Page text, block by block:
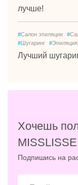
лучше!
#Салон эпиляции #
#Шугаринг #Эпиляция
Лучший
Хочешь
Подпишись на